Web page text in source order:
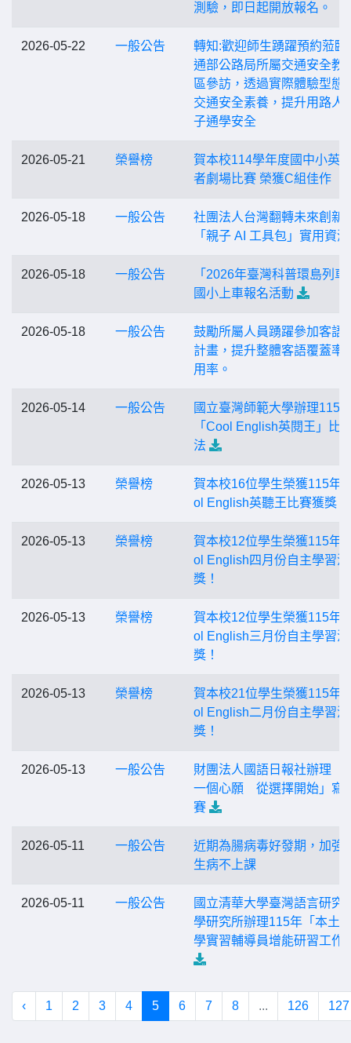
測驗，即日起開放報名。
2026-05-22 一般公告
轉知:歡迎師生踴躍預約蒞臨
通部公路局所屬交通安全教
區參訪，透過實際體驗型態
交通安全素養，提升用路人
子通學安全
2026-05-21 榮譽榜
賀本校114學年度國中小英
者劇場比賽 榮獲C組佳作
2026-05-18 一般公告
社團法人台灣翻轉未來創新
「親子 AI 工具包」實用資源
2026-05-18 一般公告
「2026年臺灣科普環島列車
國小上車報名活動
2026-05-18 一般公告
鼓勵所屬人員踴躍參加客語
計畫，提升整體客語覆蓋率
用率。
2026-05-14 一般公告
國立臺灣師範大學辦理115
「Cool English英閱王」比
法
2026-05-13 榮譽榜
賀本校16位學生榮獲115年
ol English英聽王比賽獲獎！
2026-05-13 榮譽榜
賀本校12位學生榮獲115年
ol English四月份自主學習
獎！
2026-05-13 榮譽榜
賀本校12位學生榮獲115年
ol English三月份自主學習
獎！
2026-05-13 榮譽榜
賀本校21位學生榮獲115年
ol English二月份自主學習
獎！
2026-05-13 一般公告
財團法人國語日報社辦理「
一個心願 從選擇開始」寫
賽
2026-05-11 一般公告
近期為腸病毒好發期，加強
生病不上課
2026-05-11 一般公告
國立清華大學臺灣語言研究
學研究所辦理115年「本土
學實習輔導員增能研習工作
‹ 1 2 3 4 5 6 7 8 ... 126 127